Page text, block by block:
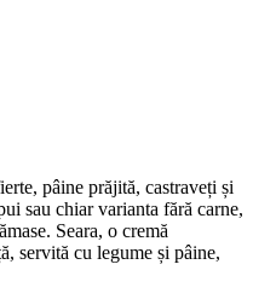
pâine prăjită, castraveți și
sau chiar varianta fără carne,
Seara, o cremă
servită cu legume și pâine,